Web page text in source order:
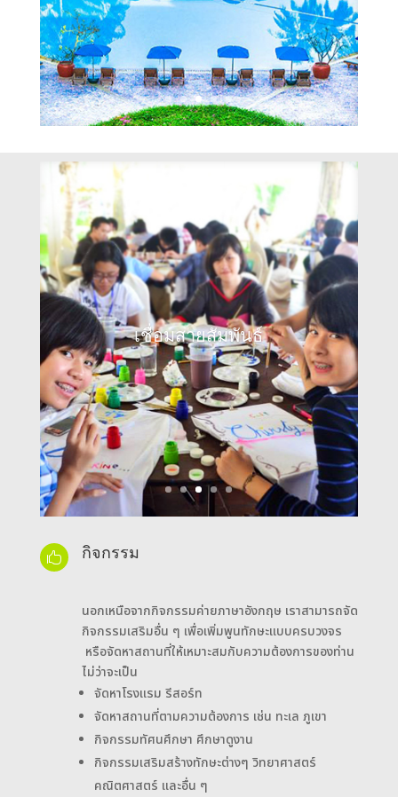
เชื่อมสายสัมพันธ์
 กิจกรรม
นอกเหนือจากกิจกรรมค่ายภาษาอังกฤษ เราสามารถจัด
กิจกรรมเสริมอื่น ๆ เพื่อเพิ่มพูนทักษะแบบครบวงจร
หรือจัดหาสถานที่ให้เหมาะสมกับความต้องการของท่าน
ไม่ว่าจะเป็น
จัดหาโรงแรม รีสอร์ท
จัดหาสถานที่ตามความต้องการ เช่น ทะเล ภูเขา
กิจกรรมทัศนศึกษา ศึกษาดูงาน
กิจกรรมเสริมสร้างทักษะต่างๆ วิทยาศาสตร์
คณิตศาสตร์ และอื่น ๆ